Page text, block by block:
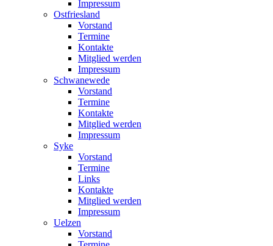
Impressum
Ostfriesland
Vorstand
Termine
Kontakte
Mitglied werden
Impressum
Schwanewede
Vorstand
Termine
Kontakte
Mitglied werden
Impressum
Syke
Vorstand
Termine
Links
Kontakte
Mitglied werden
Impressum
Uelzen
Vorstand